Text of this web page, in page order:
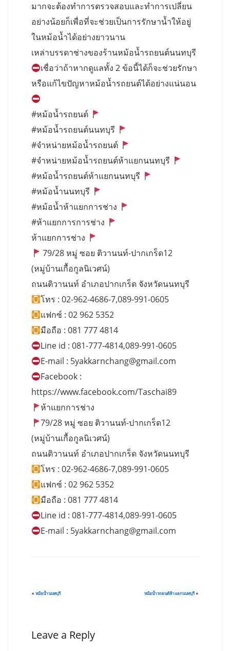
มากจะต้องทำการตรวจสอบและทำการเปลี่ยน
อย่างน้อยก็เพื่อที่จะช่วยเป็นการรักษาน้ำให้อยู่
ในหม้อน้ำได้อย่างยาวนาน
เหล่าบรรดาช่างของร้านหม้อน้ำรถยนต์นนทบุรี
เชื่อว่าถ้าหากดูแลทั้ง 2 ข้อนี้ได้ก็จะช่วยรักษา
หรือแก้ไขปัญหาหม้อน้ำรถยนต์ได้อย่างแน่นอน
#หม้อน้ำรถยนต์
#หม้อน้ำรถยนต์นนทบุรี
#จำหน่ายหม้อน้ำรถยนต์
#จำหน่ายหม้อน้ำรถยนต์ห้าแยกนนทบุรี
#หม้อน้ำรถยนต์ห้าแยกนนทบุรี
#หม้อน้ำนนทบุรี
#หม้อน้ำห้าแยกการช่าง
#ห้าแยกการการช่าง
ห้าแยกการช่าง
79/28 หมู่ ซอย ติวานนท์-ปากเกร็ด12
(หมู่บ้านเกื้อกูลนิเวศน์)
ถนนติวานนท์ อำเภอปากเกร็ด จังหวัดนนทบุรี
โทร : 02-962-4686-7,089-991-0605
แฟกซ์ : 02 962 5352
มือถือ : 081 777 4814
Line id : 081-777-4814,089-991-0605
E-mail : 5yakkarnchang@gmail.com
Facebook :
https://www.facebook.com/Taschai89
ห้าแยกการช่าง
79/28 หมู่ ซอย ติวานนท์-ปากเกร็ด12
(หมู่บ้านเกื้อกูลนิเวศน์)
ถนนติวานนท์ อำเภอปากเกร็ด จังหวัดนนทบุรี
โทร : 02-962-4686-7,089-991-0605
แฟกซ์ : 02 962 5352
มือถือ : 081 777 4814
Line id : 081-777-4814,089-991-0605
E-mail : 5yakkarnchang@gmail.com
« หม้อน้ำนนทบุรี หม้อน้ำรถยนต์ห้าแยกนนทบุรี»
Leave a Reply